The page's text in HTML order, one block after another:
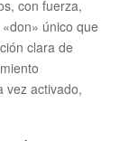
con fuerza,
único que
clara de
vez activado,